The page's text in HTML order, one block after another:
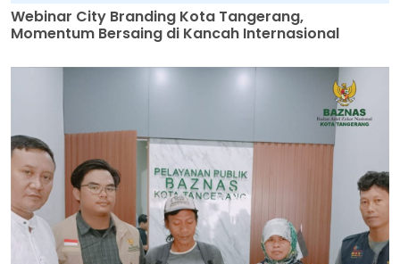
Webinar City Branding Kota Tangerang,
Momentum Bersaing di Kancah Internasional